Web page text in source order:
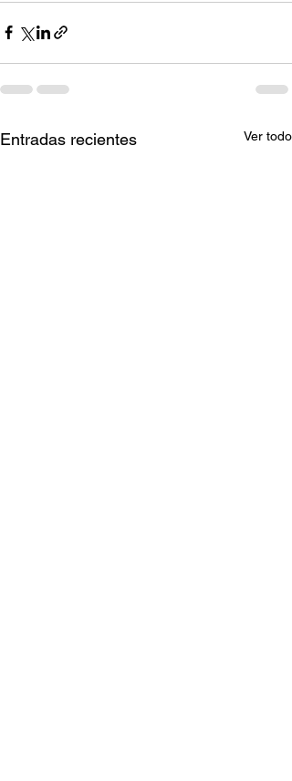
Entradas recientes Ver todo